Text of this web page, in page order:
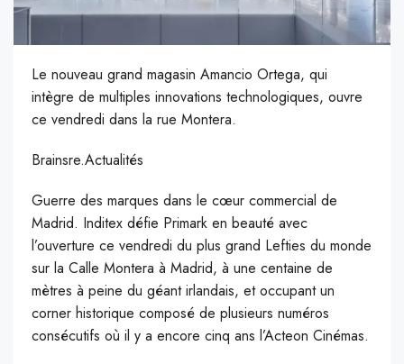
Le nouveau grand magasin Amancio Ortega, qui
intègre de multiples innovations technologiques, ouvre
ce vendredi dans la rue Montera.
Brainsre.Actualités
Guerre des marques dans le cœur commercial de
Madrid. Inditex défie Primark en beauté avec
l’ouverture ce vendredi du plus grand Lefties du monde
sur la Calle Montera à Madrid, à une centaine de
mètres à peine du géant irlandais, et occupant un
corner historique composé de plusieurs numéros
consécutifs où il y a encore cinq ans l’Acteon Cinémas.